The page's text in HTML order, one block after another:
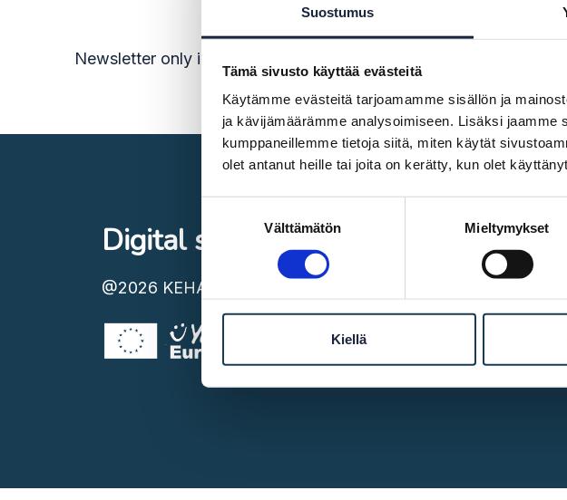
Suostumus
Tämä sivusto käyttää evästeitä
Käytämme evästeitä tarjoamamme sisällön ja
ja kävijämäärämme analysoimiseen. Lisäksi
kumppaneillemme tietoja siitä, miten käytät
olet antanut heille tai joita on kerätty, kun olet
Välttämätön Mieltymykset
Kiellä
Newsletter only in Finnish
Digital single market
@2026 KEHA Centre
More info
Contact us